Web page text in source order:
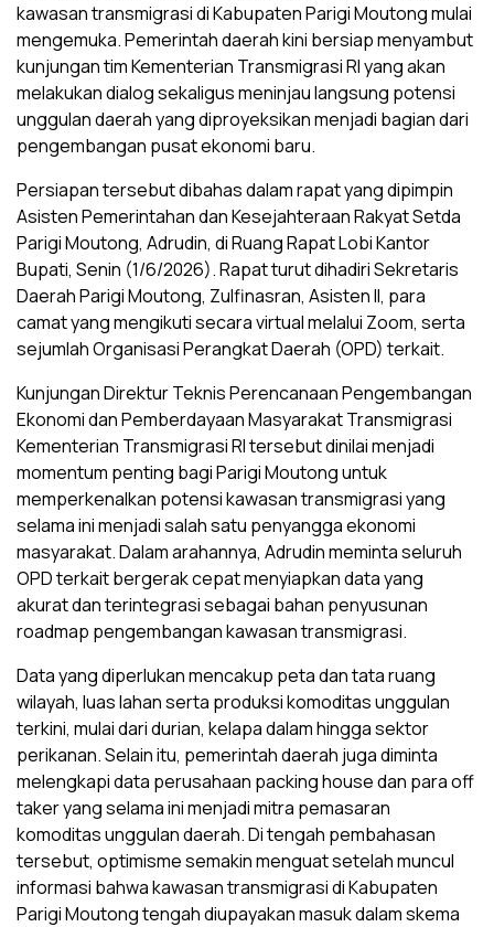
kawasan transmigrasi di Kabupaten Parigi Moutong mulai
mengemuka. Pemerintah daerah kini bersiap menyambut
kunjungan tim Kementerian Transmigrasi RI yang akan
melakukan dialog sekaligus meninjau langsung potensi
unggulan daerah yang diproyeksikan menjadi bagian dari
pengembangan pusat ekonomi baru.
Persiapan tersebut dibahas dalam rapat yang dipimpin
Asisten Pemerintahan dan Kesejahteraan Rakyat Setda
Parigi Moutong, Adrudin, di Ruang Rapat Lobi Kantor
Bupati, Senin (1/6/2026). Rapat turut dihadiri Sekretaris
Daerah Parigi Moutong, Zulfinasran, Asisten II, para
camat yang mengikuti secara virtual melalui Zoom, serta
sejumlah Organisasi Perangkat Daerah (OPD) terkait.
Kunjungan Direktur Teknis Perencanaan Pengembangan
Ekonomi dan Pemberdayaan Masyarakat Transmigrasi
Kementerian Transmigrasi RI tersebut dinilai menjadi
momentum penting bagi Parigi Moutong untuk
memperkenalkan potensi kawasan transmigrasi yang
selama ini menjadi salah satu penyangga ekonomi
masyarakat. Dalam arahannya, Adrudin meminta seluruh
OPD terkait bergerak cepat menyiapkan data yang
akurat dan terintegrasi sebagai bahan penyusunan
roadmap pengembangan kawasan transmigrasi.
Data yang diperlukan mencakup peta dan tata ruang
wilayah, luas lahan serta produksi komoditas unggulan
terkini, mulai dari durian, kelapa dalam hingga sektor
perikanan. Selain itu, pemerintah daerah juga diminta
melengkapi data perusahaan packing house dan para off
taker yang selama ini menjadi mitra pemasaran
komoditas unggulan daerah. Di tengah pembahasan
tersebut, optimisme semakin menguat setelah muncul
informasi bahwa kawasan transmigrasi di Kabupaten
Parigi Moutong tengah diupayakan masuk dalam skema